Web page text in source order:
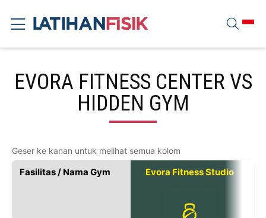
EVORA FITNESS CENTER VS
HIDDEN GYM
Geser ke kanan untuk melihat semua kolom
Fasilitas / Nama Gym Evora Fitness Studio